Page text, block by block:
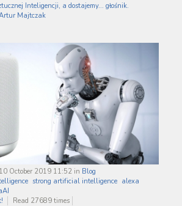
Inteligencji, a dostajemy... głośnik.
Majtczak
October 2019 11:52 in Blog
strong artificial intelligence alexa
Read 27689 times